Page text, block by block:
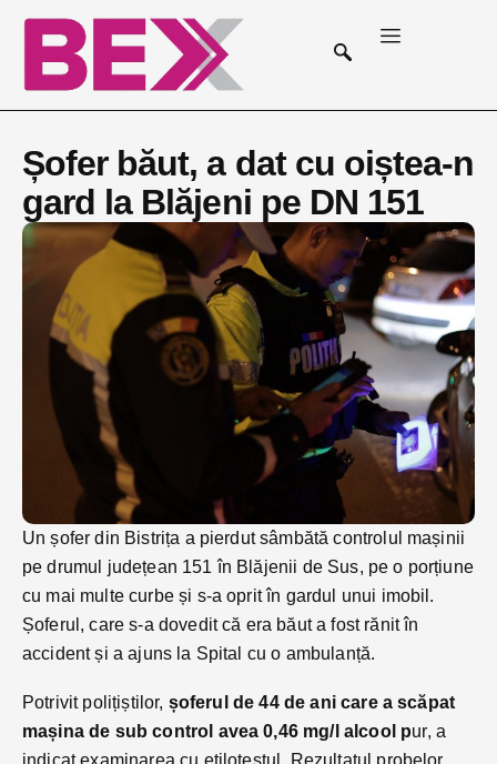
Șofer băut, a dat cu oiștea-n
gard la Blăjeni pe DN 151
Un șofer din Bistrița a pierdut sâmbătă controlul mașinii
pe drumul județean 151 în Blăjenii de Sus, pe o porțiune
cu mai multe curbe și s-a oprit în gardul unui imobil.
Șoferul, care s-a dovedit că era băut a fost rănit în
accident și a ajuns la Spital cu o ambulanță.
Potrivit polițiștilor, șoferul de 44 de ani care a scăpat
mașina de sub control avea 0,46 mg/l alcool pur, a
indicat examinarea cu etilotestul. Rezultatul probelor